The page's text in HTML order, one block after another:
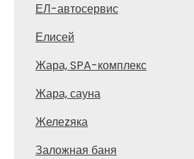
ЕЛ-автосервис
Елисей
Жара, SPA-комплекс
Жара, сауна
Желеzяка
Заложная баня